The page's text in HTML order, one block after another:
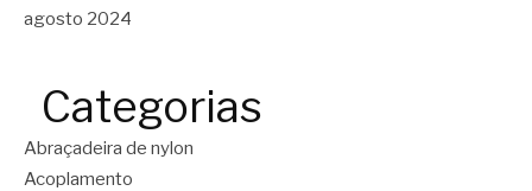
agosto 2024
Categorias
Abraçadeira de nylon
Acoplamento